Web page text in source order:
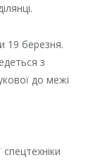
19 березня.
з
до межі